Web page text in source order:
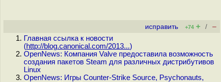
исправить +74 + / –
Главная ссылка к новости
(http://blog.canonical.com/2013...)
OpenNews: Компания Valve предоставила возможность
создания пакетов Steam для различных дистрибутивов
Linux
OpenNews: Игры Counter-Strike Source, Psychonauts,